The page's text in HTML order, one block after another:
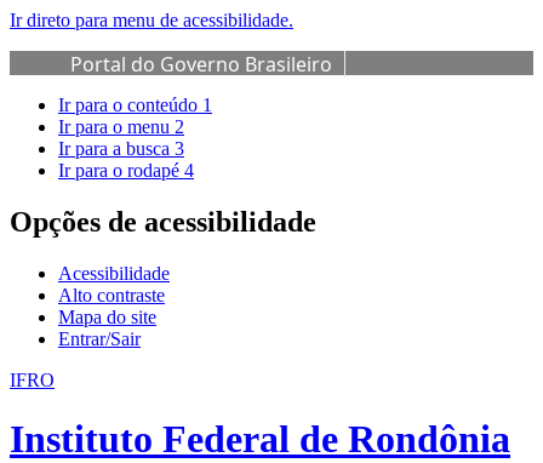
Ir direto para menu de acessibilidade.
Portal do Governo Brasileiro
Ir para o conteúdo 1
Ir para o menu 2
Ir para a busca 3
Ir para o rodapé 4
Opções de acessibilidade
Acessibilidade
Alto contraste
Mapa do site
Entrar/Sair
IFRO
Instituto Federal de Rondônia